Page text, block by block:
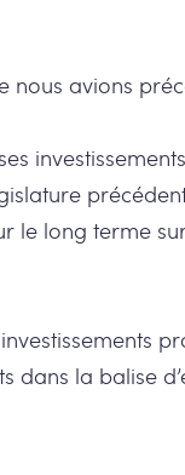
nous avions
le long terme
la balise